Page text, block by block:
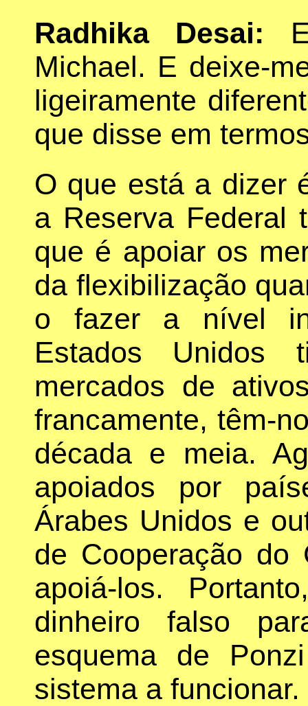
Radhika Desai:
Michael. E deixe-
ligeiramente
que disse em
O que está a dizer
a Reserva Federal
que é apoiar os
da flexibilização
o fazer a nível
Estados Unidos
mercados de
francamente, têm-
década e meia.
apoiados por
Árabes Unidos e
de Cooperação
apoiá-los.
dinheiro falso
esquema de
sistema a funcionar.